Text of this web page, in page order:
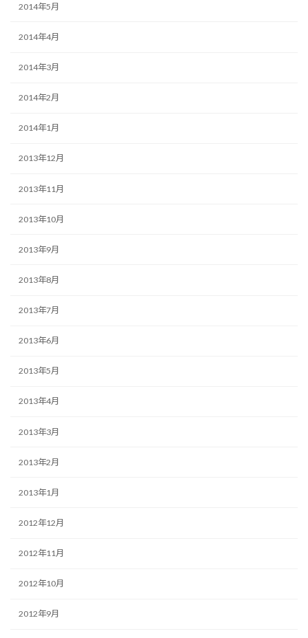
2014年5月
2014年4月
2014年3月
2014年2月
2014年1月
2013年12月
2013年11月
2013年10月
2013年9月
2013年8月
2013年7月
2013年6月
2013年5月
2013年4月
2013年3月
2013年2月
2013年1月
2012年12月
2012年11月
2012年10月
2012年9月